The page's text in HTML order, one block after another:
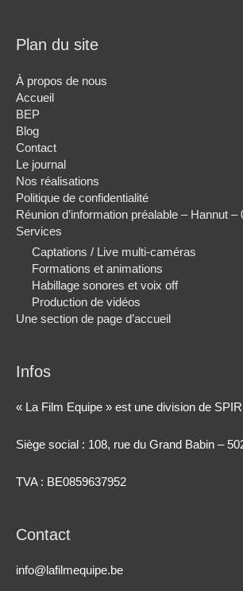
Plan du site
À propos de nous
Accueil
BEP
Blog
Contact
Le journal
Nos réalisations
Politique de confidentialité
Réunion d’information préalable – Hannut –
Services
Captations / Live multi-caméras
Formations et animations
Habillage sonores et voix off
Production de vidéos
Une section de page d’accueil
Infos
« La Film Equipe » est une division de
Siège social : 108, rue du Grand Babin –
TVA : BE0859637952
Contact
info@lafilmequipe.be